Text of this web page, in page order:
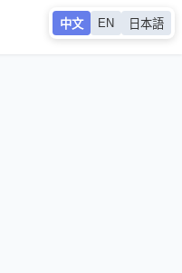
中文 EN 日本語